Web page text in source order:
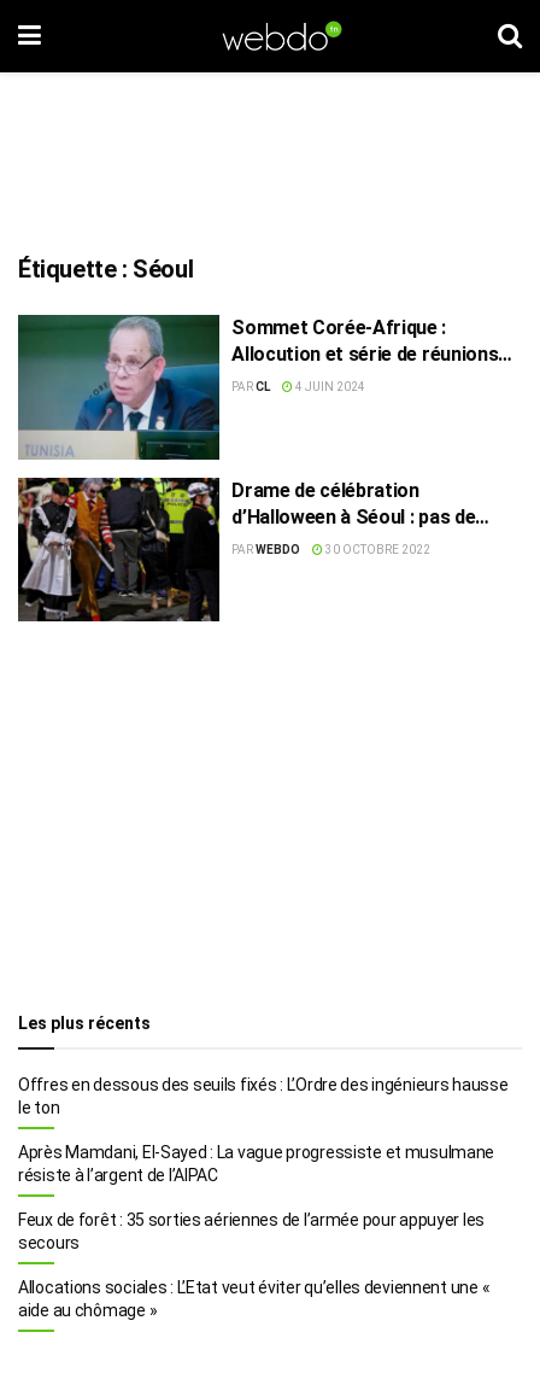
Étiquette : Séoul
Sommet Corée-Afrique :
Allocution et série de réunions
pour Ahmed Hachani à Séoul
PARCL 4 JUIN 2024
Drame de célébration
d’Halloween à Séoul : pas de
victimes parmi les Tunisiens
PARWEBDO 30 OCTOBRE 2022
Les plus récents
Offres en dessous des seuils fixés : L’Ordre des ingénieurs hausse
le ton
Après Mamdani, El-Sayed : La vague progressiste et musulmane
résiste à l’argent de l’AIPAC
Feux de forêt : 35 sorties aériennes de l’armée pour appuyer les
secours
Allocations sociales : L’Etat veut éviter qu’elles deviennent une «
aide au chômage »